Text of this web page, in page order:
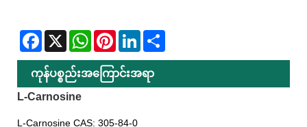
Facebook
X WhatsAppPinterestLinkedIn
ကုန်ပစ္စည်းအကြောင်းအရာ
L-Carnosine
L-Carnosine CAS: 305-84-0